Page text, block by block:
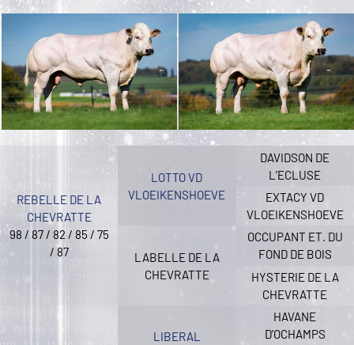
REBELLE DE LA
CHEVRATTE
98 / 87 / 82 / 85 / 75
/ 87
LOTTO VD
VLOEIKENSHOEVE
LABELLE DE LA
CHEVRATTE
DAVIDSON DE
L’ECLUSE
EXTACY VD
VLOEIKENSHOEVE
OCCUPANT ET. DU
FOND DE BOIS
HYSTERIE DE LA
CHEVRATTE
LIBERAL
HAVANE
D’OCHAMPS